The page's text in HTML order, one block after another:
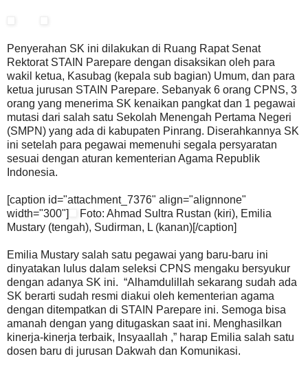
Penyerahan SK ini dilakukan di Ruang Rapat Senat
Rektorat STAIN Parepare dengan disaksikan oleh para
wakil ketua, Kasubag (kepala sub bagian) Umum, dan para
ketua jurusan STAIN Parepare. Sebanyak 6 orang CPNS, 3
orang yang menerima SK kenaikan pangkat dan 1 pegawai
mutasi dari salah satu Sekolah Menengah Pertama Negeri
(SMPN) yang ada di kabupaten Pinrang. Diserahkannya SK
ini setelah para pegawai memenuhi segala persyaratan
sesuai dengan aturan kementerian Agama Republik
Indonesia.
[caption id="attachment_7376" align="alignnone"
width="300"]
Foto: Ahmad Sultra Rustan (kiri), Emilia
Mustary (tengah), Sudirman, L (kanan)[/caption]
Emilia Mustary salah satu pegawai yang baru-baru ini
dinyatakan lulus dalam seleksi CPNS mengaku bersyukur
dengan adanya SK ini. “Alhamdulillah sekarang sudah ada
SK berarti sudah resmi diakui oleh kementerian agama
dengan ditempatkan di STAIN Parepare ini. Semoga bisa
amanah dengan yang ditugaskan saat ini. Menghasilkan
kinerja-kinerja terbaik, Insyaallah ,” harap Emilia salah satu
dosen baru di jurusan Dakwah dan Komunikasi.